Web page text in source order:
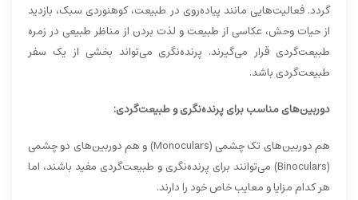
گردد. فعالیت‌هایی مانند پیاده‌روی در طبیعت، کوهنوردی سبک، بازدید
از حیات وحش، عکاسی از طبیعت و لذت بردن از مناظر طبیعی در زمره
طبیعت‌گردی قرار می‌گیرند. پرنده‌نگری می‌تواند بخشی از یک سفر
طبیعت‌گردی باشد.
دوربین‌های مناسب برای پرنده‌نگری و طبیعت‌گردی:
هم دوربین‌های تک چشمی (Monoculars) و هم دوربین‌های دو چشمی
(Binoculars) می‌توانند برای پرنده‌نگری و طبیعت‌گردی مفید باشند، اما
هر کدام مزایا و معایب خاص خود را دارند.